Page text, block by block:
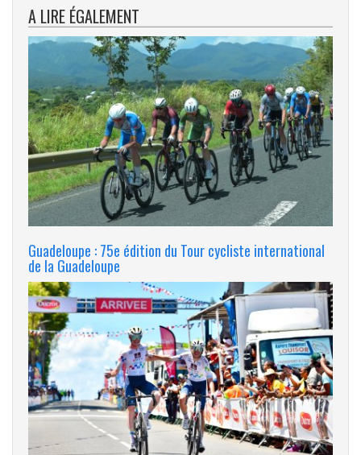
A LIRE ÉGALEMENT
Guadeloupe : 75e édition du Tour cycliste international
de la Guadeloupe